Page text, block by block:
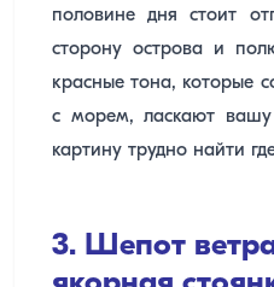
половине дня стоит
сторону острова и
красные тона, которые
с морем, ласкают
картину трудно найти
3. Шепот